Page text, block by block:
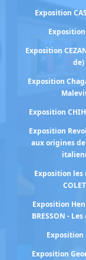
Exposition
Exposition
Exposition
de)
Exposition
Exposition
Exposition
aux origines
Exposition les
Exposition
BRESSON -
Exposition
Exposition